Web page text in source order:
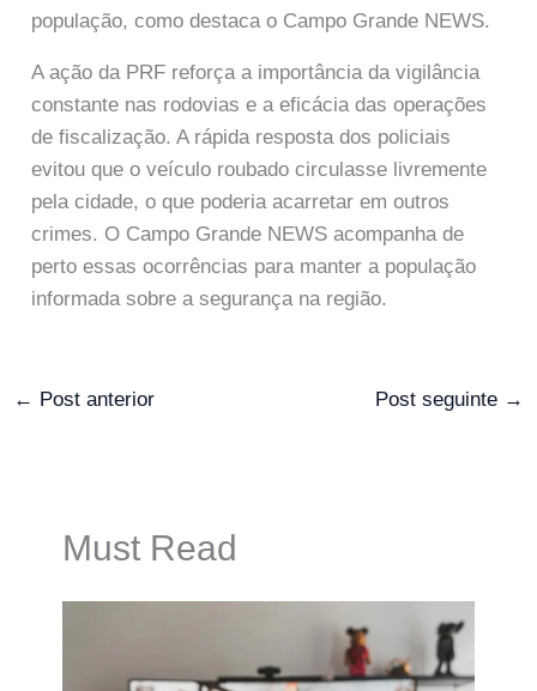
população, como destaca o Campo Grande NEWS.
A ação da PRF reforça a importância da vigilância
constante nas rodovias e a eficácia das operações
de fiscalização. A rápida resposta dos policiais
evitou que o veículo roubado circulasse livremente
pela cidade, o que poderia acarretar em outros
crimes. O Campo Grande NEWS acompanha de
perto essas ocorrências para manter a população
informada sobre a segurança na região.
← Post anterior Post seguinte →
Must Read